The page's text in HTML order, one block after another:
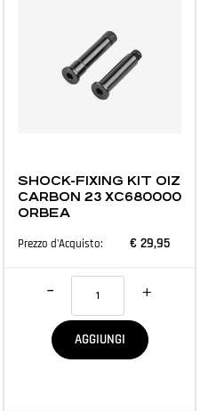
SHOCK-FIXING KIT OIZ
CARBON 23 XC680000
ORBEA
Prezzo d'Acquisto: € 29,95
AGGIUNGI